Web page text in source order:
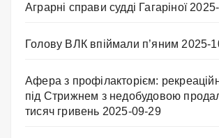
Аграрні справи судді Гагаріної
Голову ВЛК впіймали п’яним 2025-
Афера з профілакторієм:
під Стрижнем з недобудовою
тисяч гривень 2025-09-29